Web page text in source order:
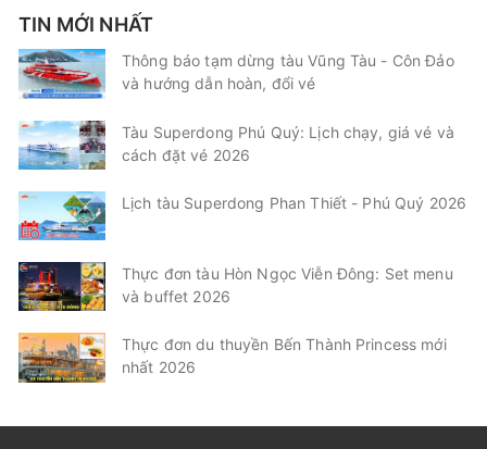
TIN MỚI NHẤT
Thông báo tạm dừng tàu Vũng Tàu - Côn Đảo
và hướng dẫn hoàn, đổi vé
Tàu Superdong Phú Quý: Lịch chạy, giá vé và
cách đặt vé 2026
Lịch tàu Superdong Phan Thiết - Phú Quý 2026
Thực đơn tàu Hòn Ngọc Viễn Đông: Set menu
và buffet 2026
Thực đơn du thuyền Bến Thành Princess mới
nhất 2026